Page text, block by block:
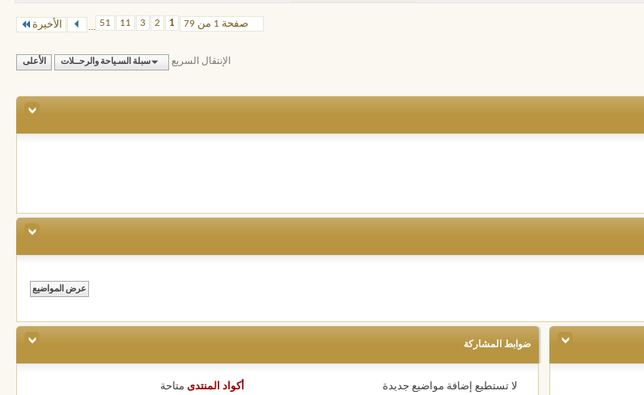
صفحة 1 من 79 1
2
3
11
51
... الأخيرة
الإنتقال السريع سبلة السـياحة والرحــلات الأعلى
ضوابط المشاركة
لا تستطيع إضافة مواضيع جديدة أكواد المنتدى متاحة